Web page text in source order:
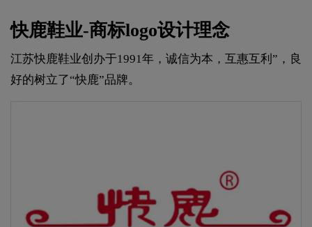
快鹿鞋业-商标logo设计理念
江苏快鹿鞋业创办于1991年，诚信为本，互惠互利”，良
好的树立了“快鹿”品牌。